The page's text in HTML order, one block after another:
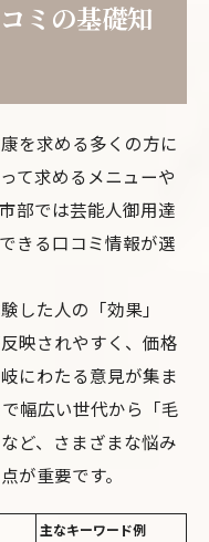
ミの基礎知
を求める多くの方に
て求めるメニューや
部では芸能人御用達
きる口コミ情報が選
した人の「効果」
映されやすく、価格
にわたる意見が集ま
幅広い世代から「毛
ど、さまざまな悩み
が重要です。
主なキーワード例